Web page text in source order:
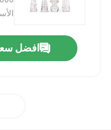
مضخة مستحضرات
افضل